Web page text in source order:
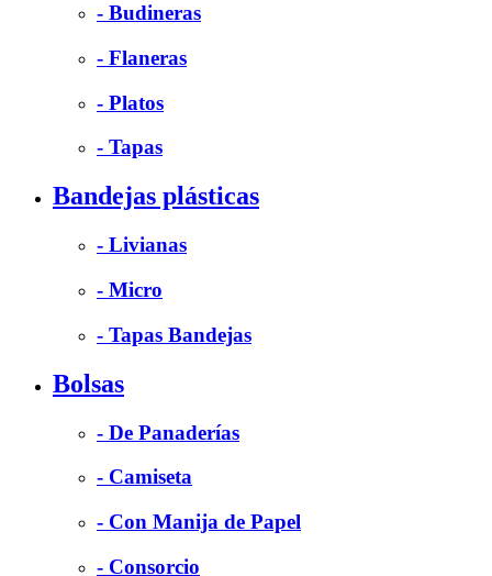
- Budineras
- Flaneras
- Platos
- Tapas
Bandejas plásticas
- Livianas
- Micro
- Tapas Bandejas
Bolsas
- De Panaderías
- Camiseta
- Con Manija de Papel
- Consorcio